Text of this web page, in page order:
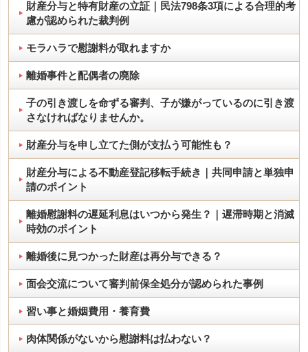
財産分与と特有財産の立証｜民法798条3項による合理的考
慮が認められた裁判例
モラハラで慰謝料が取れますか
離婚事件と配偶者の廃除
子の引き渡しを命ずる審判、子が嫌がっているのに引き渡
さなければなりませんか。
財産分与を申し立てた側が支払う可能性も？
財産分与による不動産登記移転手続き｜共同申請と単独申
請のポイント
離婚慰謝料の遅延利息はいつから発生？｜遅滞時期と消滅
時効のポイント
離婚後に見つかった財産は再分与できる？
面会交流について審判前保全処分が認められた事例
習い事と婚姻費用・養育費
肉体関係がないから慰謝料は払わない？